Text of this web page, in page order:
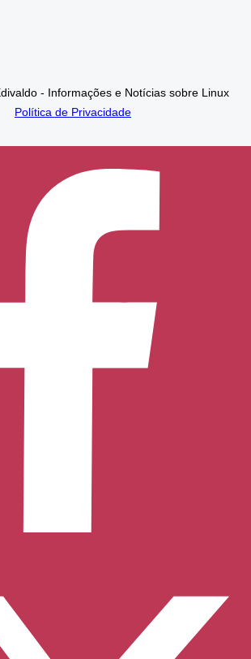
- Informações e Notícias sobre Linux
Política de Privacidade